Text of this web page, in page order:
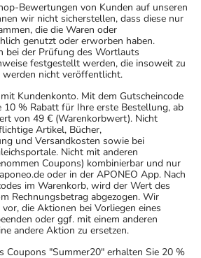
Bewertungen von Kunden auf unseren
wir nicht sicherstellen, dass diese nur
die die Waren oder
genutzt oder erworben haben.
bei der Prüfung des Wortlauts
festgestellt werden, die insoweit zu
nicht veröffentlicht.
Kundenkonto. Mit dem Gutscheincode
10 % Rabatt für Ihre erste Bestellung, ab
von 49 € (Warenkorbwert). Nicht
Artikel, Bücher,
und Versandkosten sowie bei
Nicht mit anderen
Coupons) kombinierbar und nur
oder in der APONEO App. Nach
im Warenkorb, wird der Wert des
Rechnungsbetrag abgezogen. Wir
die Aktionen bei Vorliegen eines
oder ggf. mit einem anderen
andere Aktion zu ersetzen.
Coupons "Summer20" erhalten Sie 20 %